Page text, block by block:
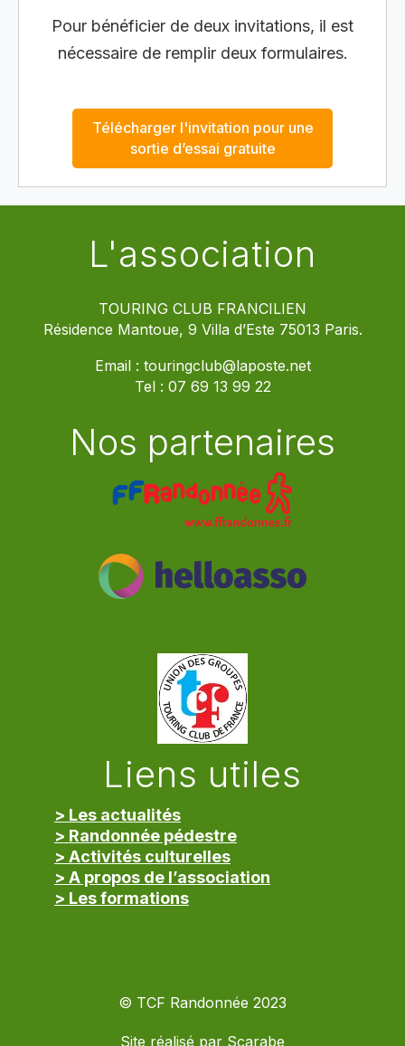
Pour bénéficier de deux invitations, il est
nécessaire de remplir deux formulaires.
Télécharger l'invitation pour une
sortie d’essai gratuite
L'association
TOURING CLUB FRANCILIEN
Résidence Mantoue, 9 Villa d’Este 75013 Paris.
Email : touringclub@laposte.net
Tel : 07 69 13 99 22
Nos partenaires
Liens utiles
> Les actualités
> Randonnée pédestre
> Activités culturelles
> A propos de l’association
> Les formations
© TCF Randonnée 2023
Site réalisé par Scarabe